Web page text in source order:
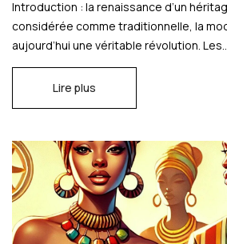
Introduction : la renaissance d’un
considérée comme traditionnelle, la
aujourd’hui une véritable révolution.
Lire plus